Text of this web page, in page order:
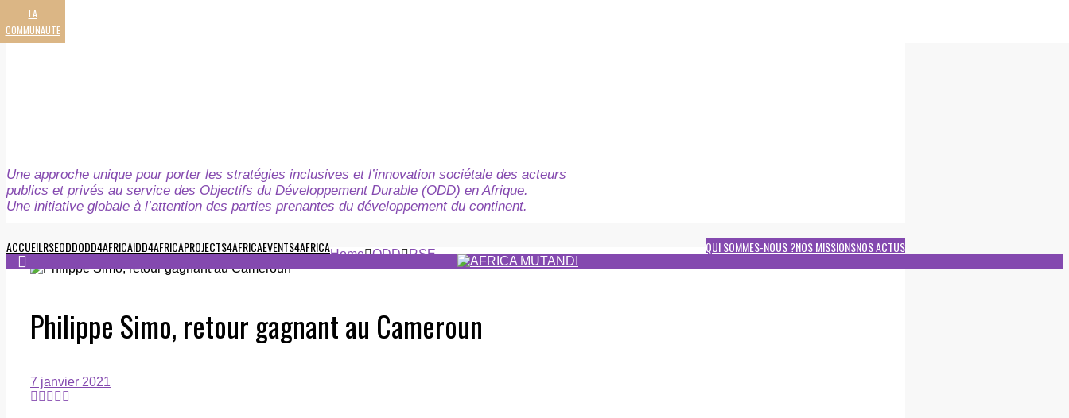
LA
COMMUNAUTE
Une approche unique pour porter les stratégies inclusives et l’innovation sociétale des acteurs
publics et privés au service des Objectifs du Développement Durable (ODD) en Afrique.
Une initiative globale à l’attention des parties prenantes du développement du continent.
ACCUEILRSEODDODD4AFRICAIDD4AFRICAPROJECTS4AFRICAEVENTS4AFRICA NOS ACTUS
NOS MISSIONS
QUI SOMMES-NOUS ?
Home ODD RSE
Philippe Simo, retour gagnant au Cameroun
7 janvier 2021